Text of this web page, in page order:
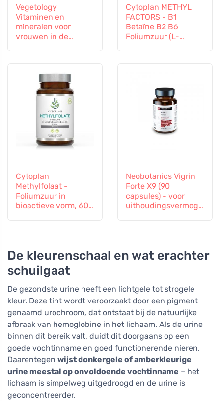
Vegetology
Vitaminen en
mineralen voor
vrouwen in de
Cytoplan METHYL
FACTORS - B1
Betaïne B2 B6
Foliumzuur (L-
Cytoplan
Methylfolaat -
Foliumzuur in
bioactieve vorm, 60
Neobotanics Vigrin
Forte X9 (90
capsules) - voor
uithoudingsvermoge
De kleurenschaal en wat erachter
schuilgaat
De gezondste urine heeft een lichtgele tot strogele
kleur. Deze tint wordt veroorzaakt door een pigment
genaamd urochroom, dat ontstaat bij de natuurlijke
afbraak van hemoglobine in het lichaam. Als de urine
binnen dit bereik valt, duidt dit doorgaans op een
goede vochtinname en goed functionerende nieren.
Daarentegen wijst donkergele of amberkleurige
urine meestal op onvoldoende vochtinname – het
lichaam is simpelweg uitgedroogd en de urine is
geconcentreerder.